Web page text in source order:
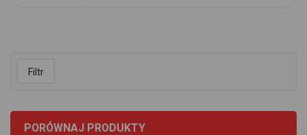
Filtr
PORÓWNAJ PRODUKTY